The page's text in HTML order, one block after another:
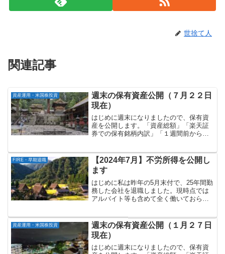
世捨て人
関連記事
資産運用・米国株投資
週末の保有資産公開（７月２２日
現在）
はじめに週末になりましたので、保有資
産を公開します。「資産総額」「楽天証
券での保有銘柄内訳」「１週間前からの
ードで管理している資産総額（７月２２
日現在）は以下の通りです...
FIRE・早期退職
【2024年7月】不労所得を公開し
ます
はじめに私は昨年の5月末付で、25年間勤
務した会社を退職しました。現時点では
アルバイト等も含めて全く働いておら
のかについて書いてみたいと思います。
なお、厳密には、各種...
資産運用・米国株投資
週末の保有資産公開（１月２７日
現在）
はじめに週末になりましたので、保有資